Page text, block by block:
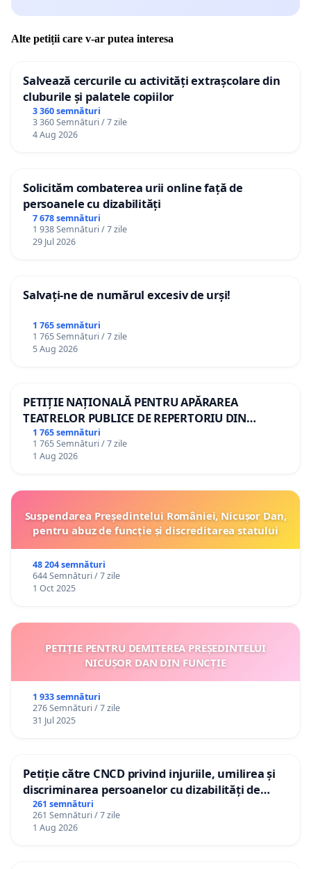
Alte petiții care v-ar putea interesa
Salvează cercurile cu activități extrașcolare din
cluburile și palatele copiilor
3 360 semnături
3 360 Semnături / 7 zile
4 Aug 2026
Solicităm combaterea urii online față de
persoanele cu dizabilități
7 678 semnături
1 938 Semnături / 7 zile
29 Jul 2026
Salvați-ne de numărul excesiv de urși!
1 765 semnături
1 765 Semnături / 7 zile
5 Aug 2026
PETIȚIE NAȚIONALĂ PENTRU APĂRAREA
TEATRELOR PUBLICE DE REPERTORIU DIN
ROMÂNIA
1 765 semnături
1 765 Semnături / 7 zile
1 Aug 2026
Suspendarea Președintelui României, Nicușor Dan,
pentru abuz de funcție și discreditarea statului
48 204 semnături
644 Semnături / 7 zile
1 Oct 2025
PETIȚIE PENTRU DEMITEREA PREȘEDINTELUI
NICUȘOR DAN DIN FUNCȚIE
1 933 semnături
276 Semnături / 7 zile
31 Jul 2025
Petiție către CNCD privind injuriile, umilirea și
discriminarea persoanelor cu dizabilități de
către utilizatorul TikTok „Gorici”
261 semnături
261 Semnături / 7 zile
1 Aug 2026